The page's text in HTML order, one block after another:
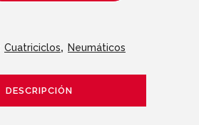
Cuatriciclos, Neumáticos
DESCRIPCIÓN